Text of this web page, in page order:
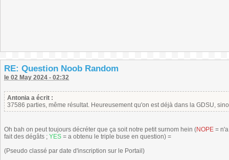
RE: Question Noob Random
le 02 May 2024 - 02:32
Antonia a écrit :
37586 parties, même résultat. Heureusement qu'on est déjà dans la GDSU,
Oh bah on peut toujours décréter que ça soit notre petit surnom hein (NOPE =
fait des dégâts ; YES = a obtenu le triple buse en question) =
(Pseudo classé par date d'inscription sur le Portail)